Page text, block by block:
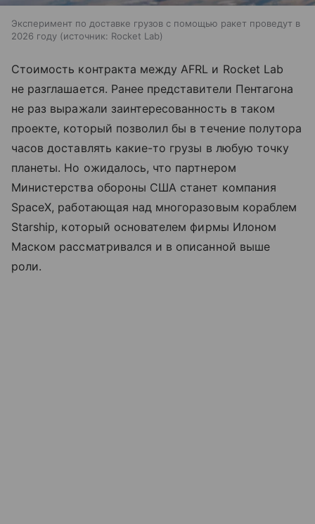
Эксперимент по доставке грузов с помощью ракет проведут в
2026 году
источник: Rocket Lab
Стоимость контракта между AFRL и Rocket Lab
не разглашается. Ранее представители Пентагона
не раз выражали заинтересованность в таком
проекте, который позволил бы в течение полутора
часов доставлять какие-то грузы в любую точку
планеты. Но ожидалось, что партнером
Министерства обороны США станет компания
SpaceX, работающая над многоразовым кораблем
Starship, который основателем фирмы Илоном
Маском рассматривался и в описанной выше
роли.